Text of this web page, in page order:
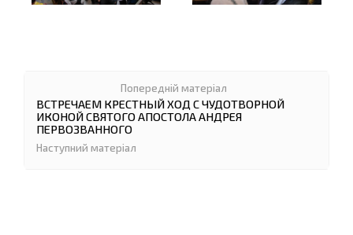
ВСТРЕЧАЕМ КРЕСТНЫЙ ХОД С ЧУДОТВОРНОЙ
ИКОНОЙ СВЯТОГО АПОСТОЛА АНДРЕЯ
ПЕРВОЗВАННОГО